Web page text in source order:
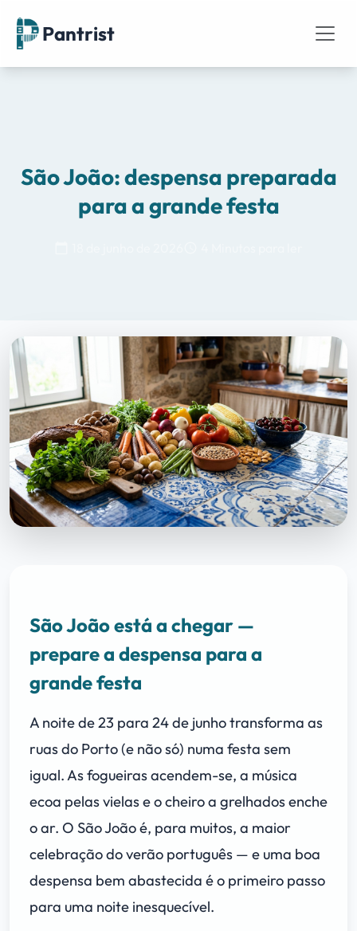
Pantrist
São João: despensa preparada
para a grande festa
São João está a chegar —
prepare a despensa para a
grande festa
A noite de 23 para 24 de junho transforma as
ruas do Porto (e não só) numa festa sem
igual. As fogueiras acendem-se, a música
ecoa pelas vielas e o cheiro a grelhados enche
o ar. O São João é, para muitos, a maior
celebração do verão português — e uma boa
despensa bem abastecida é o primeiro passo
para uma noite inesquecível.